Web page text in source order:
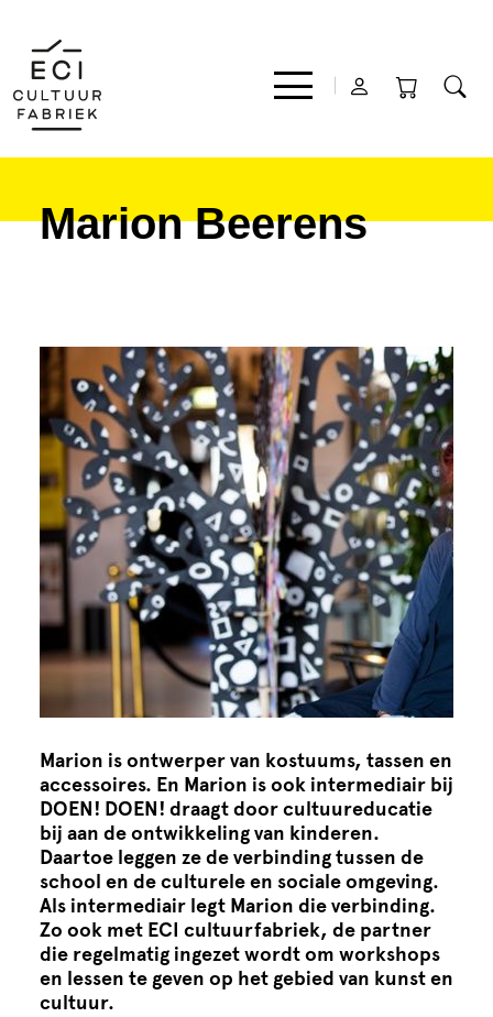
Film
Theater
Expo
Cursus
Onderwijs
ECI Cultuurcafé
Over ons
Contact
Steun ons
Marion Beerens
Marion is ontwerper van kostuums, tassen en
accessoires. En Marion is ook intermediair bij
DOEN! DOEN! draagt door cultuureducatie
bij aan de ontwikkeling van kinderen.
Daartoe leggen ze de verbinding tussen de
school en de culturele en sociale omgeving.
Als intermediair legt Marion die verbinding.
Zo ook met ECI cultuurfabriek, de partner
die regelmatig ingezet wordt om workshops
en lessen te geven op het gebied van kunst en
cultuur.